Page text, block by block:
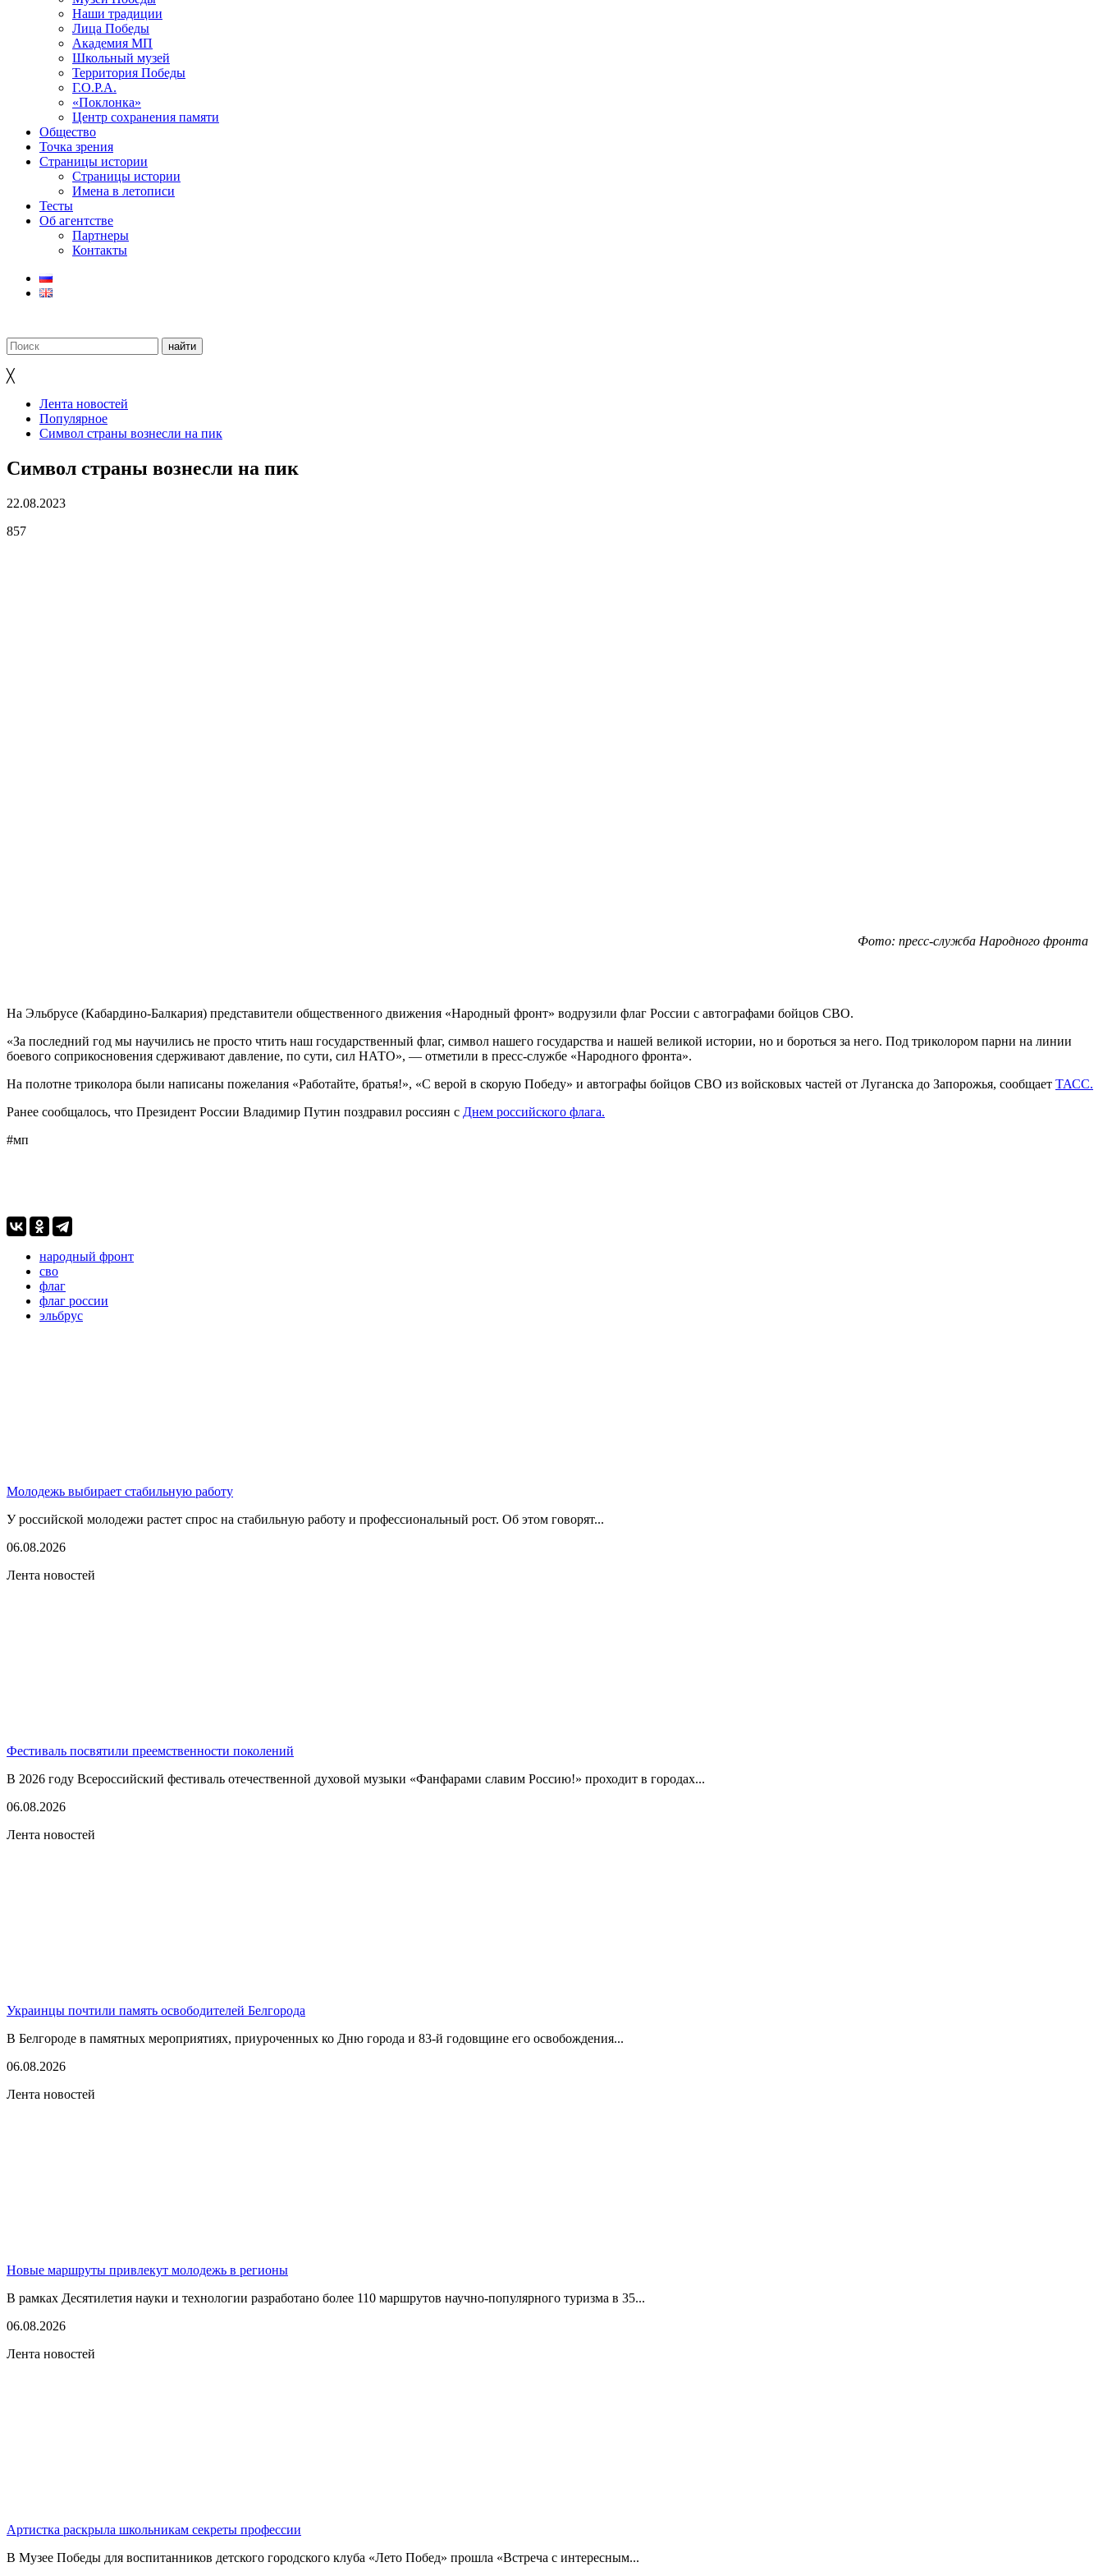
Наши традиции
Лица Победы
Академия МП
Школьный музей
Территория Победы
Г.О.Р.А.
«Поклонка»
Центр сохранения памяти
Общество
Точка зрения
Страницы истории
Страницы истории
Имена в летописи
Тесты
Об агентстве
Партнеры
Контакты
╳
Лента новостей
Популярное
Символ страны вознесли на пик
Символ страны вознесли на пик
22.08.2023
857
Фото: пресс-служба Народного фронта
На Эльбрусе (Кабардино-Балкария) представители общественного движения «Народный фронт» водрузили флаг России с автографами бойцов СВО.
«За последний год мы научились не просто чтить наш государственный флаг, символ нашего государства и нашей великой истории, но и бороться за него. Под триколором парни на линии
боевого соприкосновения сдерживают давление, по сути, сил НАТО», — отметили в пресс-службе «Народного фронта».
На полотне триколора были написаны пожелания «Работайте, братья!», «С верой в скорую Победу» и автографы бойцов СВО из войсковых частей от Луганска до Запорожья, сообщает ТАСС.
Ранее сообщалось, что Президент России Владимир Путин поздравил россиян с Днем российского флага.
#мп
народный фронт
сво
флаг
флаг россии
эльбрус
Молодежь выбирает стабильную работу
У российской молодежи растет спрос на стабильную работу и профессиональный рост. Об этом говорят...
06.08.2026
Лента новостей
Фестиваль посвятили преемственности поколений
В 2026 году Всероссийский фестиваль отечественной духовой музыки «Фанфарами славим Россию!» проходит в городах...
06.08.2026
Лента новостей
Украинцы почтили память освободителей Белгорода
В Белгороде в памятных мероприятиях, приуроченных ко Дню города и 83-й годовщине его освобождения...
06.08.2026
Лента новостей
Новые маршруты привлекут молодежь в регионы
В рамках Десятилетия науки и технологии разработано более 110 маршрутов научно-популярного туризма в 35...
06.08.2026
Лента новостей
Артистка раскрыла школьникам секреты профессии
В Музее Победы для воспитанников детского городского клуба «Лето Побед» прошла «Встреча с интересным...